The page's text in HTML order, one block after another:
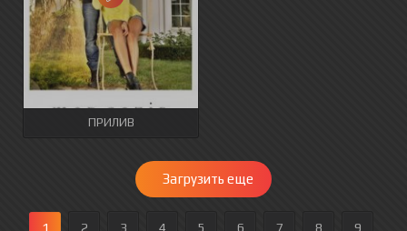
ПРИЛИВ
Загрузить еще
1 2 3 4 5 6 7 8 9